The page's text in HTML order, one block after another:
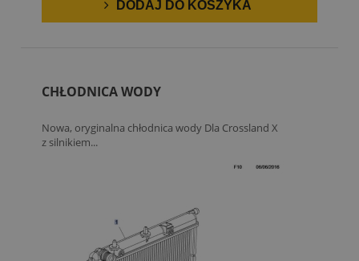
DODAJ DO KOSZYKA
CHŁODNICA WODY
Nowa, oryginalna chłodnica wody Dla Crossland X
z silnikiem...